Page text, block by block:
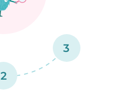
2
3